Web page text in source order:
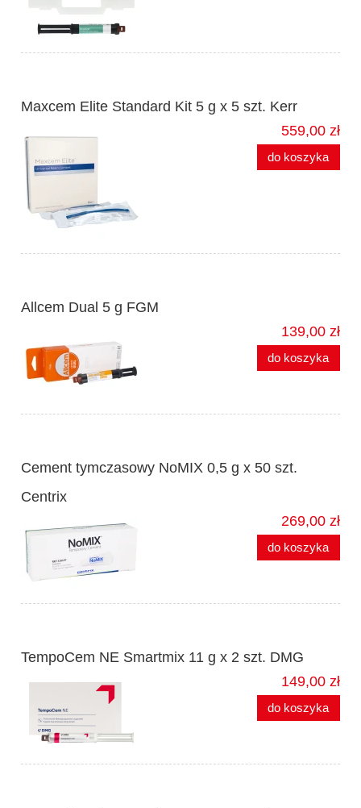
Maxcem Elite Standard Kit 5 g x 5 szt. Kerr
559,00 zł
do koszyka
Allcem Dual 5 g FGM
139,00 zł
do koszyka
Cement tymczasowy NoMIX 0,5 g x 50 szt.
Centrix
269,00 zł
do koszyka
TempoCem NE Smartmix 11 g x 2 szt. DMG
149,00 zł
do koszyka